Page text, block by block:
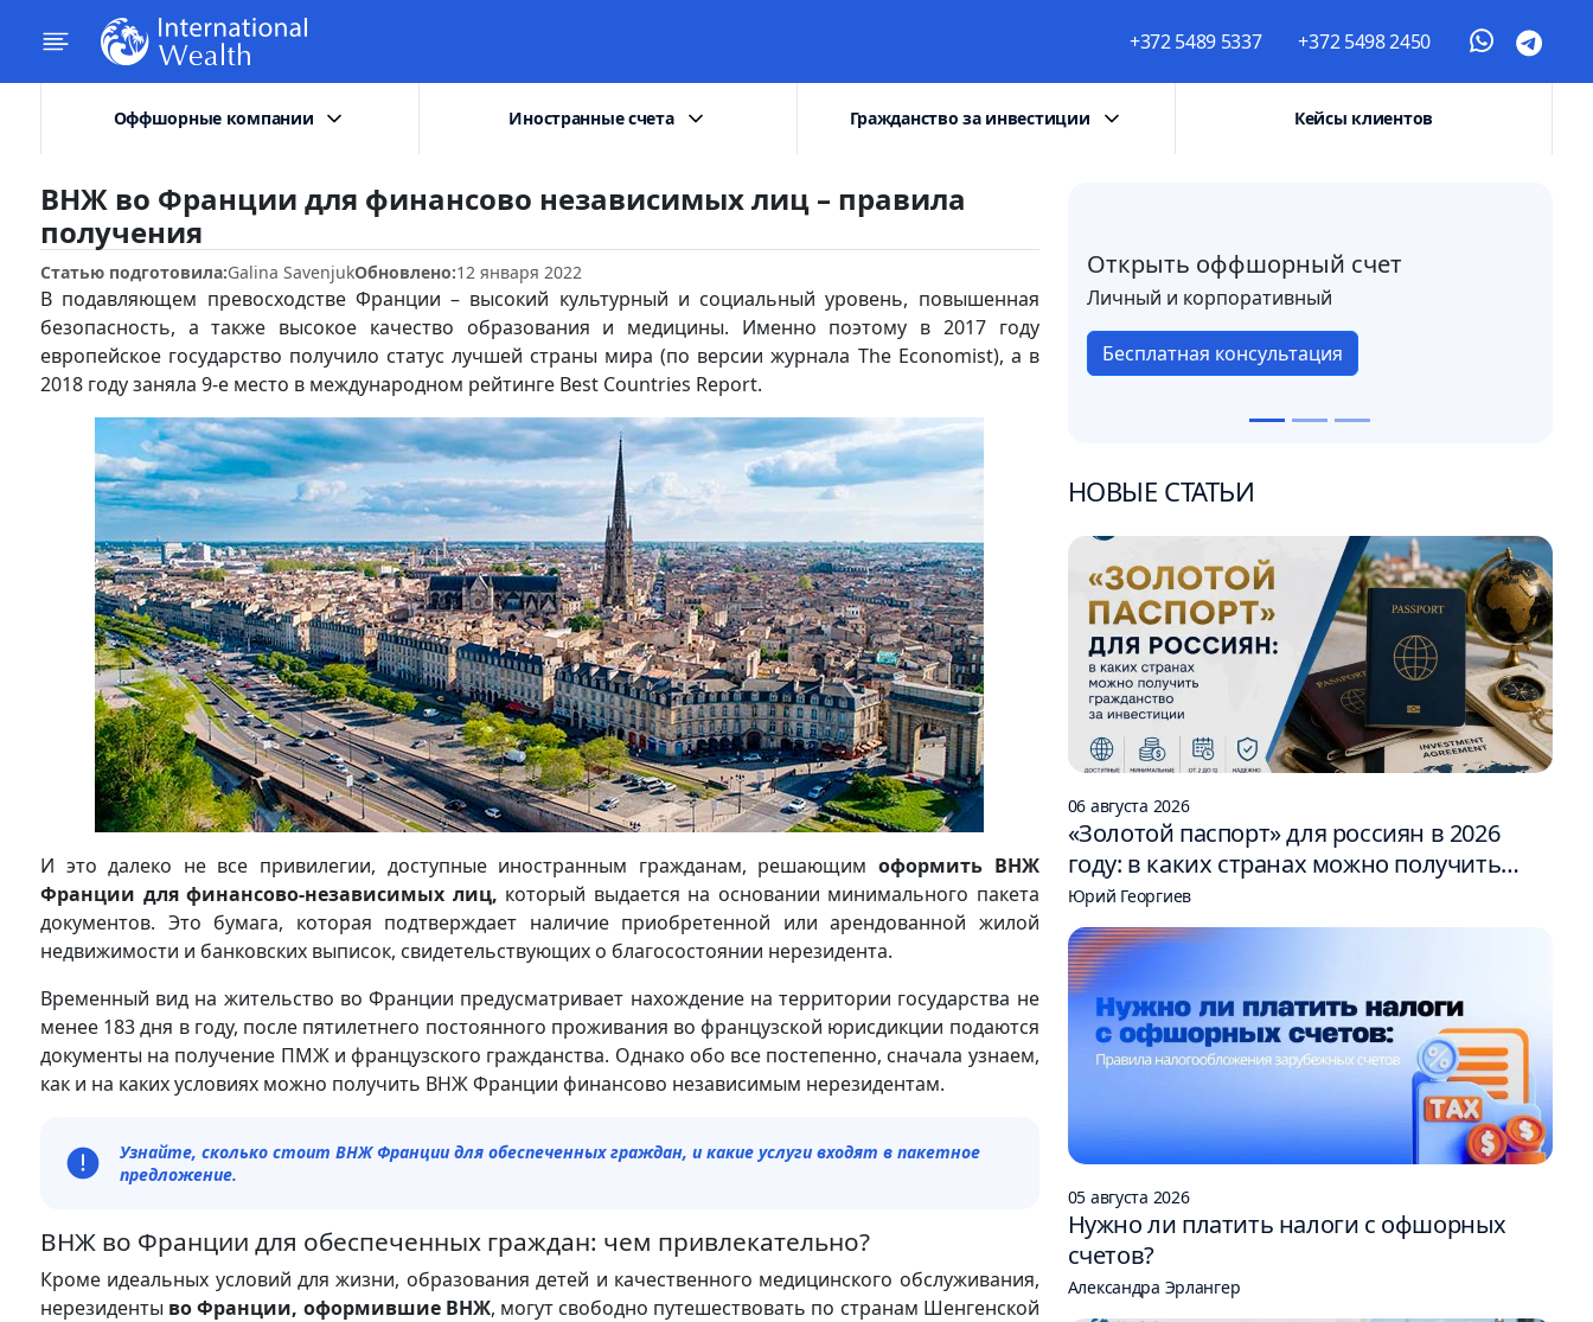
+372 5489 5337 +372 5498 2450
Оффшорные компании Иностранные счета Гражданство за инвестиции Кейсы клиентов
ВНЖ во Франции для финансово независимых лиц – правила
получения
Статью подготовила:Galina SavenjukОбновлено:12 января 2022
В подавляющем превосходстве Франции – высокий культурный и социальный уровень, повышенная
безопасность, а также высокое качество образования и медицины. Именно поэтому в 2017 году
европейское государство получило статус лучшей страны мира (по версии журнала The Economist), а в
2018 году заняла 9-е место в международном рейтинге Best Countries Report.
И это далеко не все привилегии, доступные иностранным гражданам, решающимоформить ВНЖ
Франции для финансово-независимых лиц, который выдается на основании минимального пакета
документов. Это бумага, которая подтверждает наличие приобретенной или арендованной жилой
недвижимости и банковских выписок, свидетельствующих о благосостоянии нерезидента.
Временный вид на жительство во Франции предусматривает нахождение на территории государства не
менее 183 дня в году, после пятилетнего постоянного проживания во французской юрисдикции подаются
документы на получение ПМЖ и французского гражданства. Однако обо все постепенно, сначала узнаем,
как и на каких условиях можно получить ВНЖ Франции финансово независимым нерезидентам.
Узнайте, сколько стоит ВНЖ Франции для обеспеченных граждан, и какие услуги входят в пакетное
предложение.
ВНЖ во Франции для обеспеченных граждан: чем привлекательно?
Кроме идеальных условий для жизни, образования детей и качественного медицинского обслуживания,
нерезиденты во Франции, оформившие ВНЖ, могут свободно путешествовать по странам Шенгенской
Открыть оффшорный счет
Личный и корпоративный
Бесплатная консультация
НОВЫЕ СТАТЬИ
06 августа 2026
«Золотой паспорт» для россиян в 2026
году: в каких странах можно получить
гражданство за инвестиции
Юрий Георгиев
05 августа 2026
Нужно ли платить налоги с офшорных
счетов?
Александра Эрлангер